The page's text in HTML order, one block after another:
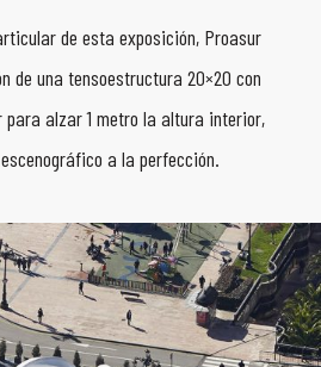
de esta exposición, Proasur
de una tensoestructura 20×20 con
alzar 1 metro la altura interior,
a la perfección.